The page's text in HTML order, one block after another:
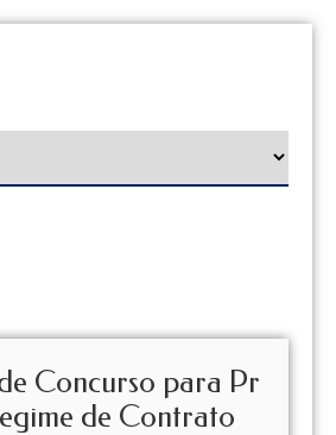
Concurso para Pr
de Contrato